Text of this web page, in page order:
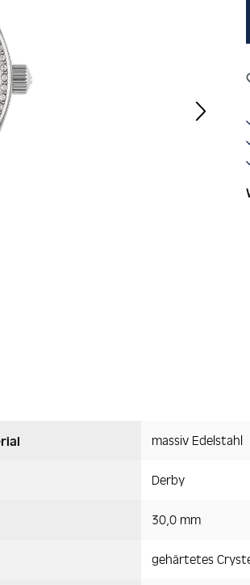
massiv Edelstahl
Derby
30,0 mm
gehärtetes